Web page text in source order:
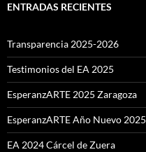
ENTRADAS RECIENTES
Transparencia 2025-2026
Testimonios del EA 2025
EsperanzARTE 2025 Zaragoza
EsperanzARTE Año Nuevo 2025
EA 2024 Cárcel de Zuera